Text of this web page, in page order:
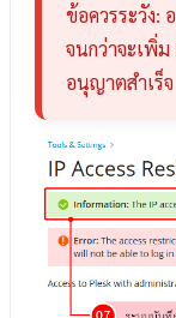
ข้อควรระวัง:
จนกว่าจะเพิ่ม
อนุญาตสำเร็จ